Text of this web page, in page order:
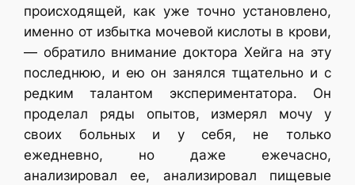
происходящей, как уже точно установлено,
именно от избытка мочевой кислоты в крови,
— обратило внимание доктора Хейга на эту
последнюю, и ею он занялся тщательно и с
редким талантом экспериментатора. Он
проделал ряды опытов, измерял мочу у
своих больных и у себя, не только
ежедневно, но даже ежечасно,
анализировал ее, анализировал пищевые